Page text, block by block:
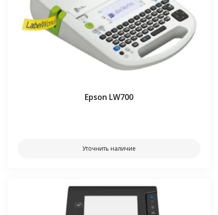
Epson LW700
Уточнить наличие